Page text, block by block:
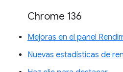
Chrome 136
Mejoras en el panel
Nuevas estadísticas de